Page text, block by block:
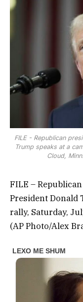
FILE - Republican
Trump speaks at a
Cloud,
FILE –
President Donald
rally, Saturday,
(AP Photo/Alex